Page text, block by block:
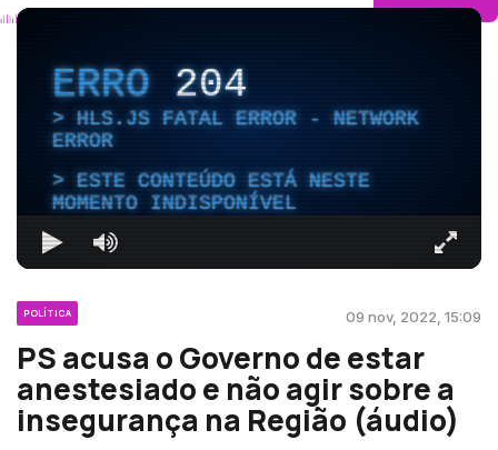
ERRO204
HLS.JS FATAL ERROR - NETWORK
ERROR
ESTE CONTEÚDO ESTÁ NESTE
MOMENTO INDISPONÍVEL
POLÍTICA 09 nov, 2022, 15:09
PS acusa o Governo de estar
anestesiado e não agir sobre a
insegurança na Região (áudio)